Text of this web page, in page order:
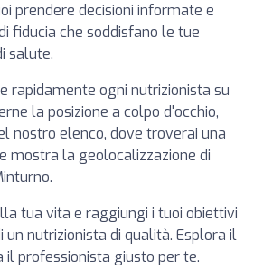
prendere decisioni informate e
fiducia che soddisfano le tue
salute.
rapidamente ogni nutrizionista su
la posizione a colpo d'occhio,
nostro elenco, dove troverai una
mostra la geolocalizzazione di
tua vita e raggiungi i tuoi obiettivi
un nutrizionista di qualità. Esplora il
professionista giusto per te.